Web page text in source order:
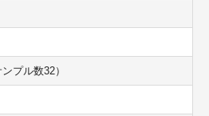
プル数32）